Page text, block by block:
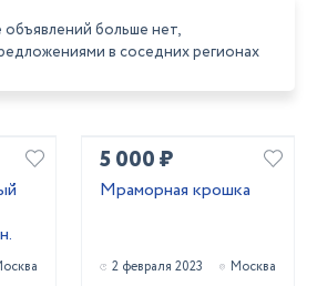
больше нет,
в соседних регионах
5 000 ₽
Мраморная крошка
2 февраля 2023 Москва